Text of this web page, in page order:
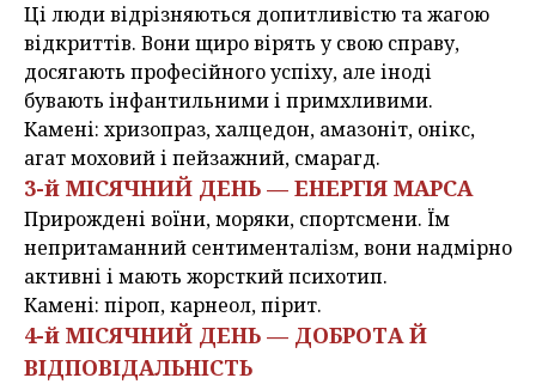
Ці люди відрізняються допитливістю та жагою
відкриттів. Вони щиро вірять у свою справу,
досягають професійного успіху, але іноді
бувають інфантильними і примхливими.
Камені: хризопраз, халцедон, амазоніт, онікс,
агат моховий і пейзажний, смарагд.
3-й МІСЯЧНИЙ ДЕНЬ — ЕНЕРГІЯ МАРСА
Прирождені воїни, моряки, спортсмени. Їм
непритаманний сентименталізм, вони надмірно
активні і мають жорсткий психотип.
Камені: піроп, карнеол, пірит.
4-й МІСЯЧНИЙ ДЕНЬ — ДОБРОТА Й
ВІДПОВІДАЛЬНІСТЬ